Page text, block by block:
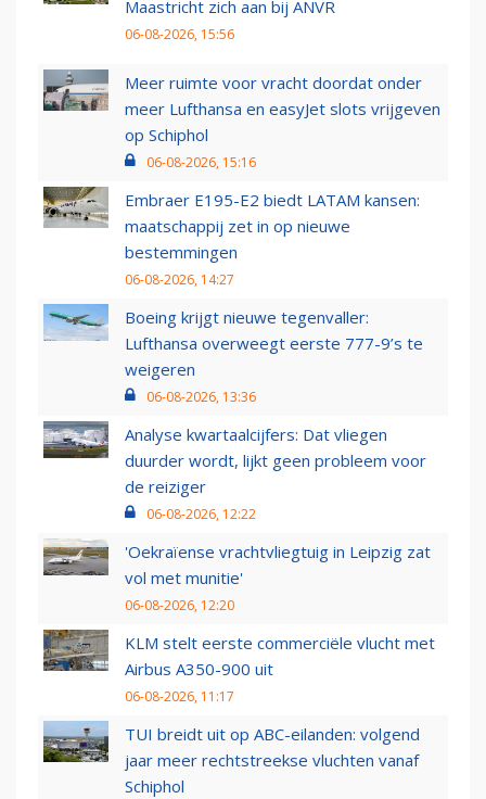
Maastricht zich aan bij ANVR
06-08-2026, 15:56
Meer ruimte voor vracht doordat onder
meer Lufthansa en easyJet slots vrijgeven
op Schiphol
06-08-2026, 15:16
Embraer E195-E2 biedt LATAM kansen:
maatschappij zet in op nieuwe
bestemmingen
06-08-2026, 14:27
Boeing krijgt nieuwe tegenvaller:
Lufthansa overweegt eerste 777-9’s te
weigeren
06-08-2026, 13:36
Analyse kwartaalcijfers: Dat vliegen
duurder wordt, lijkt geen probleem voor
de reiziger
06-08-2026, 12:22
'Oekraïense vrachtvliegtuig in Leipzig zat
vol met munitie'
06-08-2026, 12:20
KLM stelt eerste commerciële vlucht met
Airbus A350-900 uit
06-08-2026, 11:17
TUI breidt uit op ABC-eilanden: volgend
jaar meer rechtstreekse vluchten vanaf
Schiphol